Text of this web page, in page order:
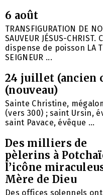
6 août
TRANSFIGURATION DE
SAUVEUR JÉSUS-
dispense de poisson LA
SEIGNEUR ...
24 juillet (ancien
(nouveau)
Sainte Christine,
(vers 300) ; saint Ursin,
saint Pavace, évêque ...
Des milliers de
pèlerins à
l’icône
Mère de Dieu
Des offices solennels